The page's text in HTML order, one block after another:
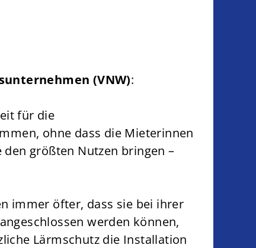
(VNW):
für die
ohne dass die Mieterinnen
größten Nutzen bringen –
immer öfter, dass sie bei ihrer
werden können,
Lärmschutz die Installation